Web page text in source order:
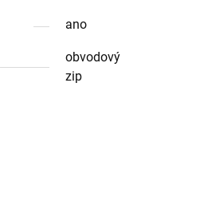
ano
obvodový
zip